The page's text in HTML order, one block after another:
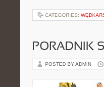
CATEGORIES:
PORADNIK
POSTED BY ADMIN